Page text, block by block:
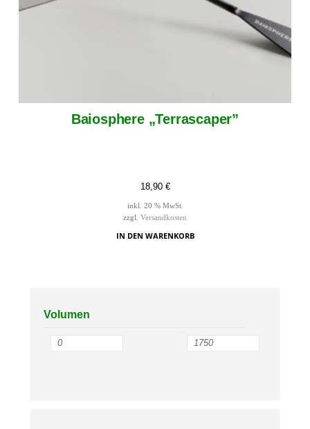
Baiosphere „Terrascaper”
18,90 €
inkl. 20 % MwSt.
zzgl. Versandkosten
IN DEN WARENKORB
Volumen